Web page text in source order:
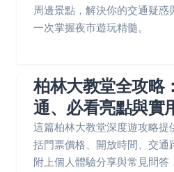
周邊景點，解決你的交通疑惑
一次掌握夜市遊玩精髓。
柏林大教堂全攻略
通、必看亮點與實
這篇柏林大教堂深度遊攻略提
括門票價格、開放時間、交通
附上個人體驗分享與常見問答